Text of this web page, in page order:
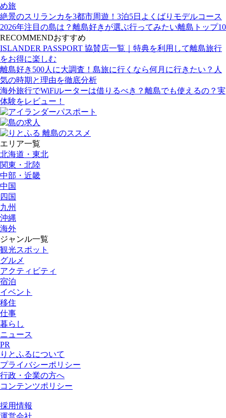
め旅
絶景のスリランカを3都市周遊！3泊5日よくばりモデルコース
2026年注目の島は？離島好きが選ぶ行ってみたい離島トップ10
RECOMMENDおすすめ
ISLANDER PASSPORT 協賛店一覧｜特典を利用して離島旅行
をお得に楽しむ
離島好き500人に大調査！島旅に行くなら何月に行きたい？人
気の時期と理由を徹底分析
海外旅行でWiFiルーターは借りるべき？離島でも使えるの？実
体験をレビュー！
エリア一覧
北海道・東北
関東・北陸
中部・近畿
中国
四国
九州
沖縄
海外
ジャンル一覧
観光スポット
グルメ
アクティビティ
宿泊
イベント
移住
仕事
暮らし
ニュース
PR
りとふるについて
プライバシーポリシー
行政・企業の方へ
コンテンツポリシー
採用情報
運営会社